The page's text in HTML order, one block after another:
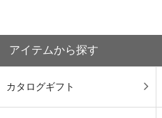
アイテムから探す
カタログギフト